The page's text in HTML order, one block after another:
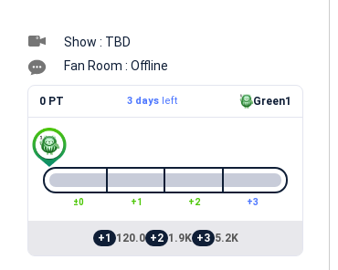
Show : TBD
Fan Room : Offline
0 PT 3 daysleft Green1
±0 +1 +2 +3
+1 120.0 +2 1.9K +3 5.2K